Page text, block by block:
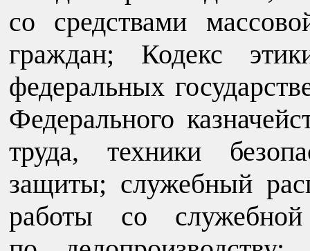
со средствами
граждан; Кодекс
федеральных
Федерального
труда, техники
защиты; служебный
работы со